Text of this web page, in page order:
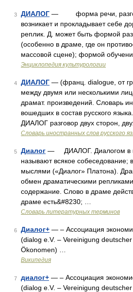
3 ДИАЛОГ — форма речи,
возникает и прокладывает себе
реплик. Д. может быть формой
(особенно в драме, где он
массовой сцене); формой
Энциклопедия культурологии
4 ДИАЛОГ — (франц. dialogue, от
между двумя или несколькими
драмат. произведений. Словарь
вошедших в состав русского
ДИАЛОГ разговор двух сторон,
Словарь иностранных слов русского
5 Диалог — ДИАЛОГ. Диалогом в
называют всякое собеседование;
мыслями («Диалог» Платона).
обмен драматическими
содержание. Слово в драме
драме есть&#8230; …
Словарь литературных терминов
6 Диалог+ — – Ассоциация
(dialog e.V. – Vereinigung
Ökonomen) …
Википедия
7 диалог+ — – Ассоциация
(dialog e.V. – Vereinigung